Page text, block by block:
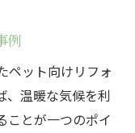
例
ペット向けリフォ
、温暖な気候を利
ことが一つのポイ